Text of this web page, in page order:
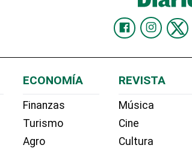
ECONOMÍA
Finanzas
Turismo
Agro
REVISTA
Música
Cine
Cultura